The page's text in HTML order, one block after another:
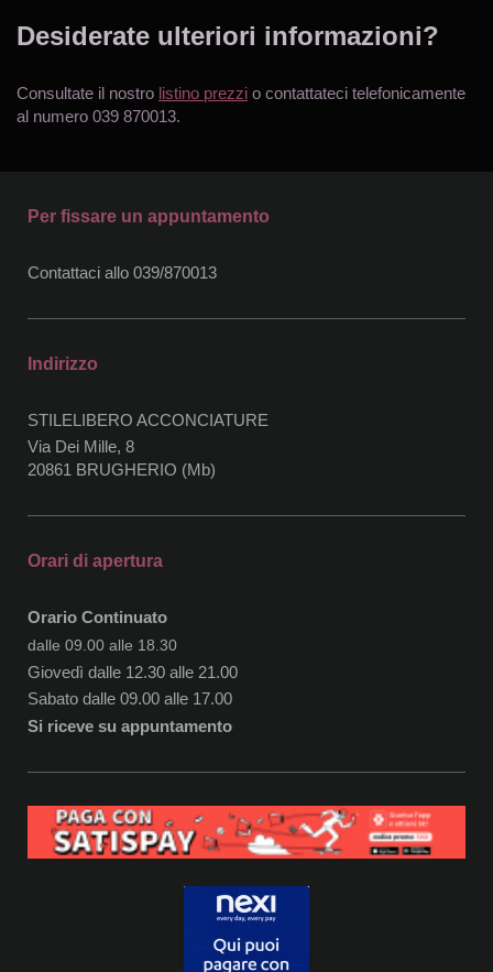
Desiderate ulteriori informazioni?
Consultate il nostro listino prezzi o contattateci telefonicamente
al numero 039 870013.
Per fissare un appuntamento
Contattaci allo 039/870013
Indirizzo
STILELIBERO ACCONCIATURE
Via Dei Mille, 8
20861 BRUGHERIO (Mb)
Orari di apertura
Orario Continuato
dalle 09.00 alle 18.30
Giovedì dalle 12.30 alle 21.00
Sabato dalle 09.00 alle 17.00
Si riceve su appuntamento